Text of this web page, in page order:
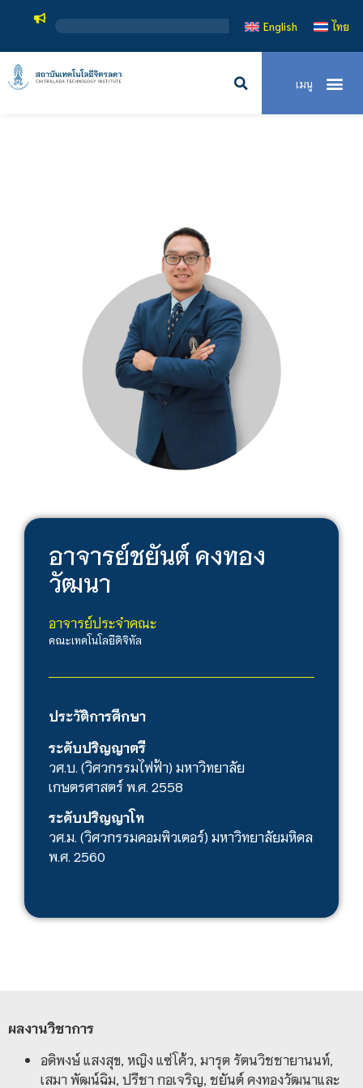
สถาบัน
English ไทย
อาจารย์ชยันต์ คงทอง
วัฒนา
อาจารย์ประจำคณะ
คณะเทคโนโลยีดิจิทัล
ประวัติการศึกษา
ระดับปริญญาตรี
วศ.บ. (วิศวกรรมไฟฟ้า) มหาวิทยาลัย
เกษตรศาสตร์ พ.ศ. 2558
ระดับปริญญาโท
วศ.ม. (วิศวกรรมคอมพิวเตอร์) มหาวิทยาลัยมหิดล
พ.ศ. 2560
ผลงานวิชาการ
อดิพงษ์ แสงสุข, หญิง แซ่โค้ว, มารุต รัตนวิชชายานนท์,
เสมา พัฒน์ฉิม, ปรีชา กอเจริญ, ชยันต์ คงทองวัฒนาและ